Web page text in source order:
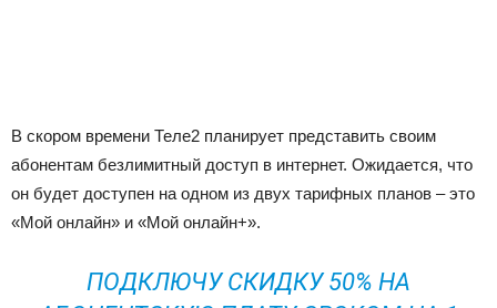
В скором времени Теле2 планирует представить своим
абонентам безлимитный доступ в интернет. Ожидается, что
он будет доступен на одном из двух тарифных планов – это
«Мой онлайн» и «Мой онлайн+».
ПОДКЛЮЧУ СКИДКУ 50% НА